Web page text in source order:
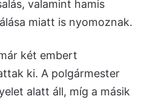
valamint hamis
miatt is nyomoznak.
két embert
ki. A polgármester
alatt áll, míg a másik